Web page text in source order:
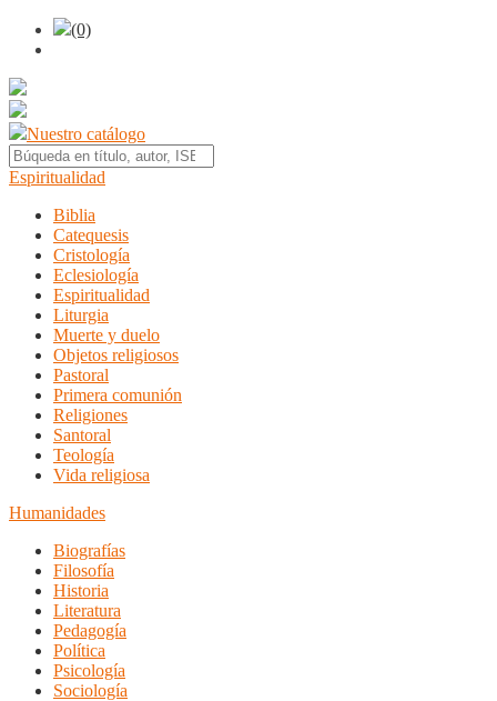
(0)
Nuestro catálogo
Espiritualidad
Biblia
Catequesis
Cristología
Eclesiología
Espiritualidad
Liturgia
Muerte y duelo
Objetos religiosos
Pastoral
Primera comunión
Religiones
Santoral
Teología
Vida religiosa
Humanidades
Biografías
Filosofía
Historia
Literatura
Pedagogía
Política
Psicología
Sociología